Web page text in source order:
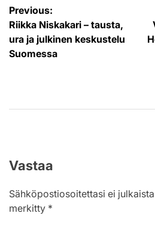
Artikkelien
selaus
Previous:
Riikka Niskakari – tausta,
ura ja julkinen keskustelu
Suomessa
Vastaa
Sähköpostiosoitettasi ei
merkitty *